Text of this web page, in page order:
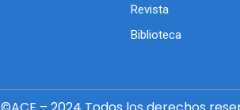
Revista
Biblioteca